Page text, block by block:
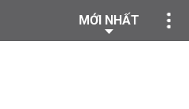
MỚI NHẤT